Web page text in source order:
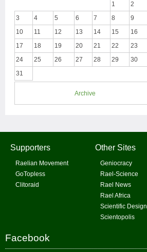
1
2
3
4 5 6 7 8
9
10
11 12 13 14 15
16
17
18 19 20 21 22
23
24
25 26 27 28 29
30
31
Archive
Supporters
Raelian Movement
GoTopless
Clitoraid
Other Sites
Geniocracy
Rael-Science
Rael News
Rael Africa
Scientific Design
Scientopolis
Facebook